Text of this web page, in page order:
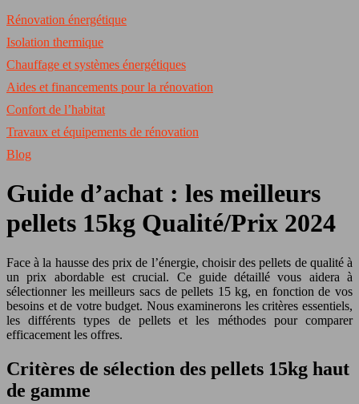
Rénovation énergétique
Isolation thermique
Chauffage et systèmes énergétiques
Aides et financements pour la rénovation
Confort de l’habitat
Travaux et équipements de rénovation
Blog
Guide d’achat : les meilleurs
pellets 15kg Qualité/Prix 2024
Face à la hausse des prix de l’énergie, choisir des pellets de qualité à
un prix abordable est crucial. Ce guide détaillé vous aidera à
sélectionner les meilleurs sacs de pellets 15 kg, en fonction de vos
besoins et de votre budget. Nous examinerons les critères essentiels,
les différents types de pellets et les méthodes pour comparer
efficacement les offres.
Critères de sélection des pellets 15kg haut
de gamme